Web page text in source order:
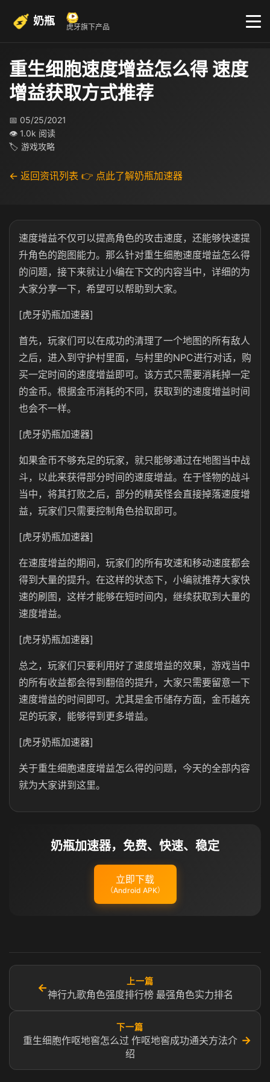
奶瓶 虎牙旗下产品
重生细胞速度增益怎么得 速度
增益获取方式推荐
📅 05/25/2021
👁 1.0k 阅读
🏷 游戏攻略
← 返回资讯列表 👉 点此了解奶瓶加速器
速度增益不仅可以提高角色的攻击速度，还能够快速提
升角色的跑图能力。那么针对重生细胞速度增益怎么得
的问题，接下来就让小编在下文的内容当中，详细的为
大家分享一下，希望可以帮助到大家。
[虎牙奶瓶加速器]
首先，玩家们可以在成功的清理了一个地图的所有敌人
之后，进入到守护村里面，与村里的NPC进行对话，购
买一定时间的速度增益即可。该方式只需要消耗掉一定
的金币。根据金币消耗的不同，获取到的速度增益时间
也会不一样。
[虎牙奶瓶加速器]
如果金币不够充足的玩家，就只能够通过在地图当中战
斗，以此来获得部分时间的速度增益。在于怪物的战斗
当中，将其打败之后，部分的精英怪会直接掉落速度增
益，玩家们只需要控制角色拾取即可。
[虎牙奶瓶加速器]
在速度增益的期间，玩家们的所有攻速和移动速度都会
得到大量的提升。在这样的状态下，小编就推荐大家快
速的刷图，这样才能够在短时间内，继续获取到大量的
速度增益。
[虎牙奶瓶加速器]
总之，玩家们只要利用好了速度增益的效果，游戏当中
的所有收益都会得到翻倍的提升，大家只需要留意一下
速度增益的时间即可。尤其是金币储存方面，金币越充
足的玩家，能够得到更多增益。
[虎牙奶瓶加速器]
关于重生细胞速度增益怎么得的问题，今天的全部内容
就为大家讲到这里。
奶瓶加速器，免费、快速、稳定
立即下载
（Android APK）
←
上一篇
神行九歌角色强度排行榜 最强角色实力排名
下一篇
重生细胞作呕地窖怎么过 作呕地窖成功通关方法介
绍
→